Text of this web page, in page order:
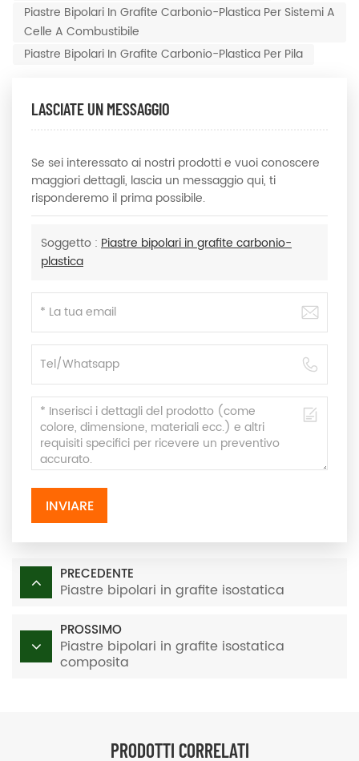
Piastre Bipolari In Grafite Carbonio-Plastica Per Sistemi A
Celle A Combustibile
Piastre Bipolari In Grafite Carbonio-Plastica Per Pila
LASCIATE UN MESSAGGIO
Se sei interessato ai nostri prodotti e vuoi conoscere
maggiori dettagli, lascia un messaggio qui, ti
risponderemo il prima possibile.
Soggetto : Piastre bipolari in grafite carbonio-
plastica
INVIARE
PRECEDENTE
Piastre bipolari in grafite isostatica
PROSSIMO
Piastre bipolari in grafite isostatica
composita
PRODOTTI CORRELATI